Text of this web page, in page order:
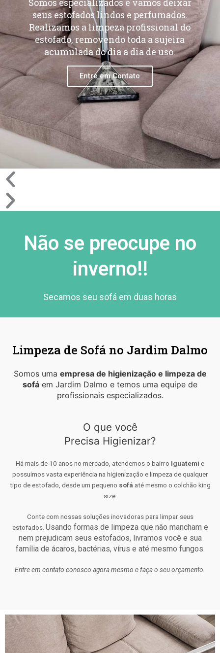
seus estofados lindos e perfumados.
Realizamos a limpeza profissional do
estofado, removendo toda a sujeira
acumulada do dia a dia de uso.
Entre em Contato
Não se preocupe no
inverno!!
Secamos seu sofá em duas horas
Limpeza de Sofá no Jardim Dalmo
Somos uma empresa de higienização e limpeza de
sofá em Jardim Dalmo e temos uma equipe de
profissionais especializados.
O que você
Precisa Higienizar?
Há mais de 10 anos no mercado, atendemos o bairro Iguatemi e
possuímos vasta experiência na higienização e limpeza de qualquer
tipo de estofado, desde um pequeno sofá até mesmo o colchão king
size.
Conte com nossas soluções inovadoras para limpar seus
estofados. Usando formas de limpeza que não mancham e
nem prejudicam seus estofados, livramos você e sua
família de ácaros, bactérias, vírus e até mesmo fungos.
Entre em contato conosco agora mesmo e faça o seu orçamento.